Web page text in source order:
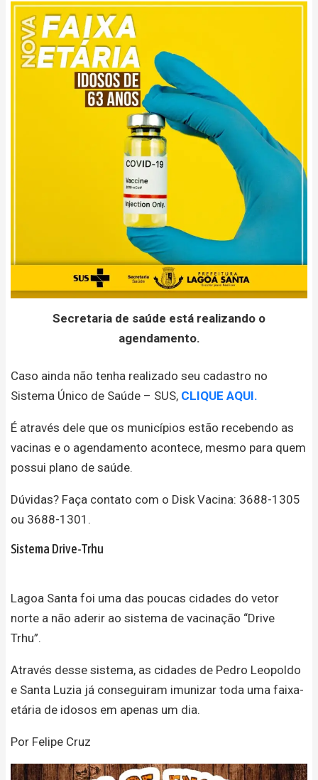
Secretaria de saúde está realizando o
agendamento.
Caso ainda não tenha realizado seu cadastro no
Sistema Único de Saúde – SUS, CLIQUE AQUI.
É através dele que os municípios estão recebendo as
vacinas e o agendamento acontece, mesmo para quem
possui plano de saúde.
Dúvidas? Faça contato com o Disk Vacina: 3688-1305
ou 3688-1301.
Sistema Drive-Trhu
Lagoa Santa foi uma das poucas cidades do vetor
norte a não aderir ao sistema de vacinação “Drive
Trhu”.
Através desse sistema, as cidades de Pedro Leopoldo
e Santa Luzia já conseguiram imunizar toda uma faixa-
etária de idosos em apenas um dia.
Por Felipe Cruz